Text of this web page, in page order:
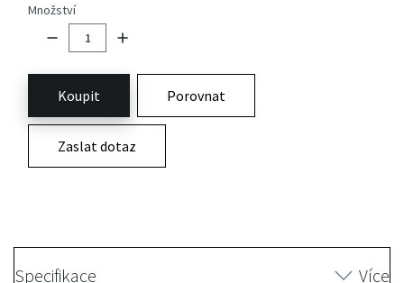
Množství
Koupit Porovnat
Zaslat dotaz
Specifikace Více